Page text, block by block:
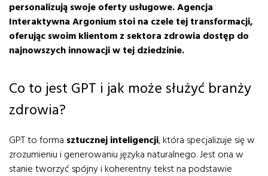
personalizują swoje oferty usługowe. Agencja
Interaktywna Argonium stoi na czele tej transformacji,
oferując swoim klientom z sektora zdrowia dostęp do
najnowszych innowacji w tej dziedzinie.
Co to jest GPT i jak może służyć branży
zdrowia?
GPT to forma sztucznej inteligencji, która specjalizuje się w
zrozumieniu i generowaniu języka naturalnego. Jest ona w
stanie tworzyć spójny i koherentny tekst na podstawie